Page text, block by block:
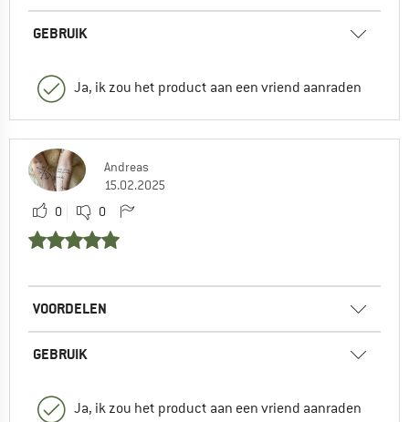
GEBRUIK
Ja, ik zou het product aan een vriend aanraden
Andreas
15.02.2025
0
0
VOORDELEN
GEBRUIK
Ja, ik zou het product aan een vriend aanraden